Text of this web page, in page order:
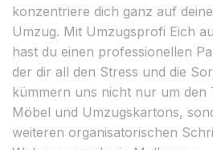
konzentriere dich ganz auf
Umzug. Mit Umzugsprofi Eich
hast du einen professionellen
der dir all den Stress und die
kümmern uns nicht nur um den
Möbel und Umzugskartons,
weiteren organisatorischen